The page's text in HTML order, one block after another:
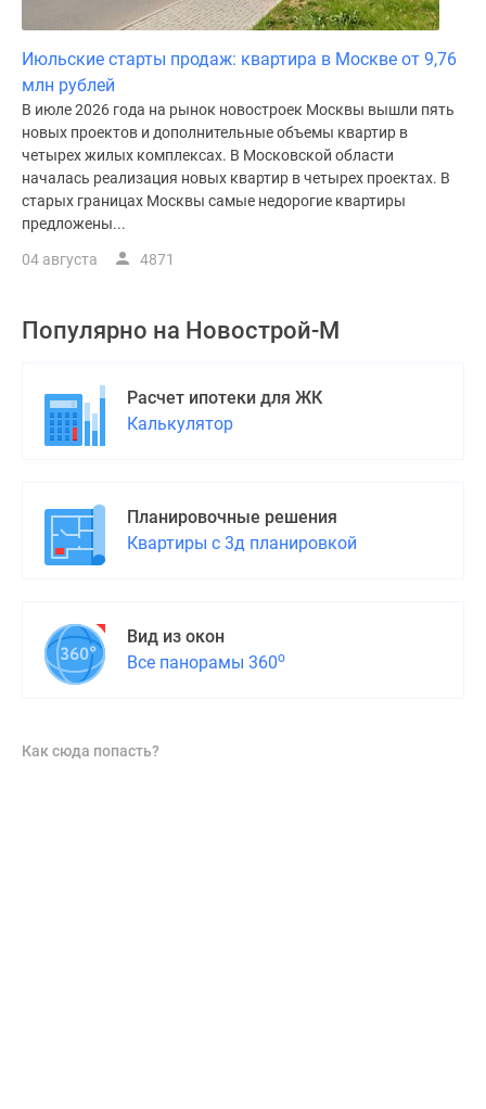
Июльские старты продаж: квартира в Москве от 9,76
млн рублей
В июле 2026 года на рынок новостроек Москвы вышли пять
новых проектов и дополнительные объемы квартир в
четырех жилых комплексах. В Московской области
началась реализация новых квартир в четырех проектах. В
старых границах Москвы самые недорогие квартиры
предложены...
04 августа 4871
Популярно на Новострой-М
Расчет ипотеки для ЖК
Калькулятор
Планировочные решения
Квартиры с 3д планировкой
Вид из окон
Все панорамы 360о
Как сюда попасть?